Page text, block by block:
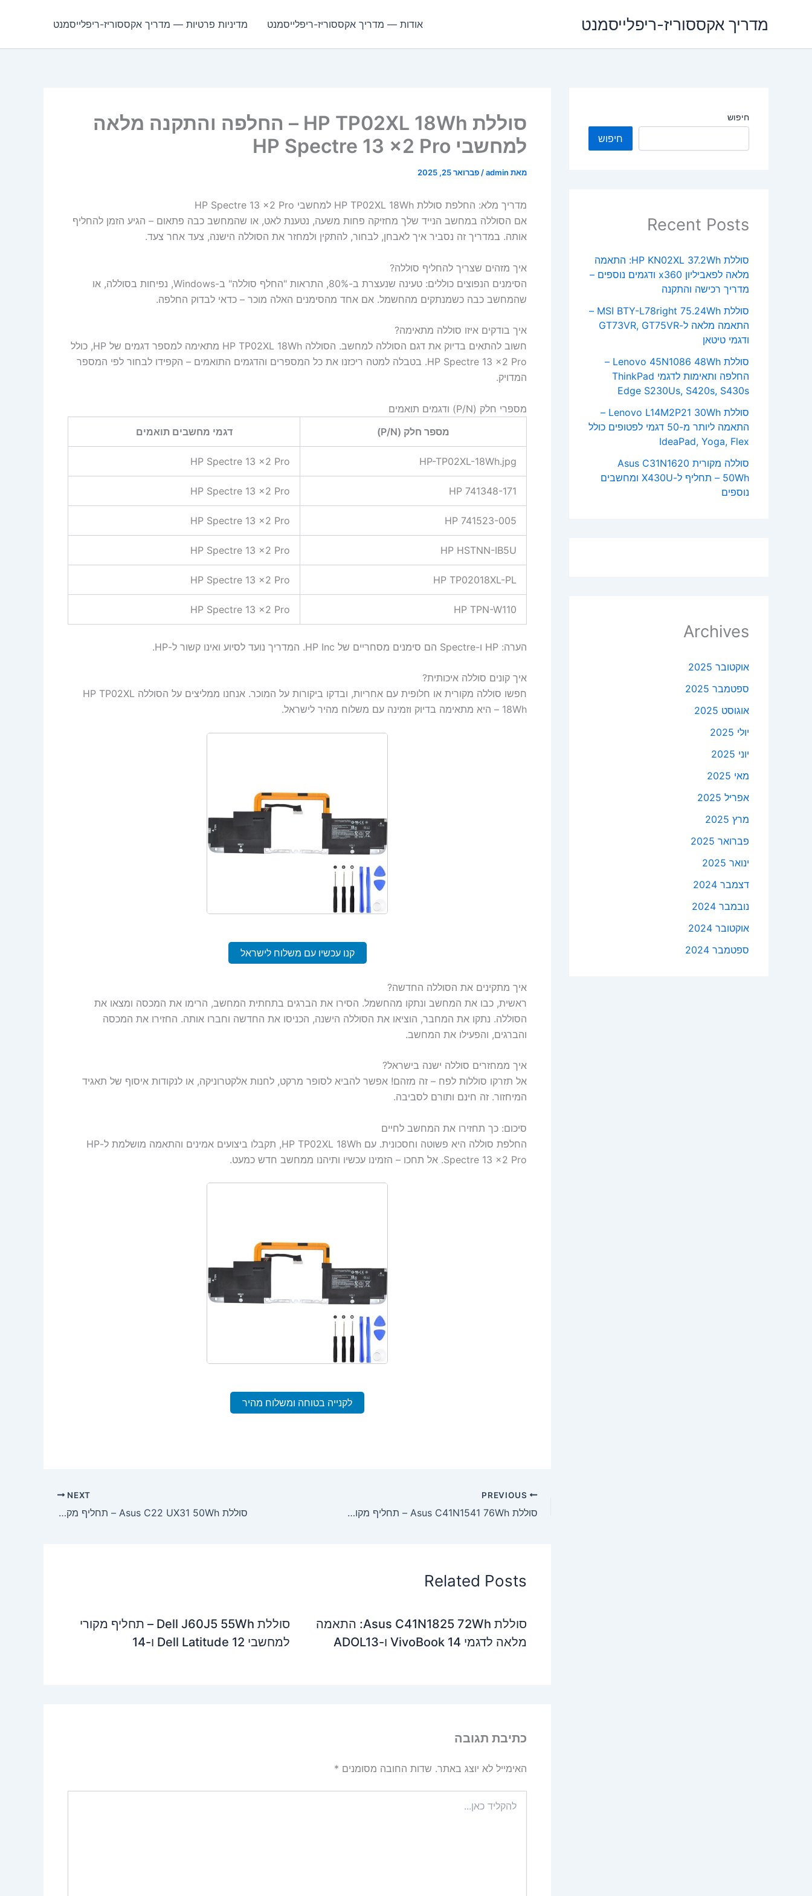
מדריך אקססוריז-ריפלייסמנט אודות — מדריך אקססוריז-ריפלייסמנט מדיניות פרטיות — מדריך אקססוריז-ריפלייסמנט
חיפוש
חיפוש
Recent Posts
סוללת HP KN02XL 37.2Wh: התאמה
מלאה לפאביליון x360 ודגמים נוספים –
מדריך רכישה והתקנה
סוללת MSI BTY-L78right 75.24Wh –
התאמה מלאה ל-GT73VR, GT75VR
ודגמי טיטאן
סוללת Lenovo 45N1086 48Wh –
החלפה ותאימות לדגמי ThinkPad
Edge S230Us, S420s, S430s
סוללת Lenovo L14M2P21 30Wh –
התאמה ליותר מ-50 דגמי לפטופים כולל
IdeaPad, Yoga, Flex
סוללה מקורית Asus C31N1620
50Wh – תחליף ל-X430U ומחשבים
נוספים
Archives
אוקטובר 2025
ספטמבר 2025
אוגוסט 2025
יולי 2025
יוני 2025
מאי 2025
אפריל 2025
מרץ 2025
פברואר 2025
ינואר 2025
דצמבר 2024
נובמבר 2024
אוקטובר 2024
ספטמבר 2024
סוללת HP TP02XL 18Wh – החלפה והתקנה מלאה
למחשבי HP Spectre 13 x2 Pro
מאת admin
/ פברואר 25, 2025
מדריך מלא: החלפת סוללת HP TP02XL 18Wh למחשבי HP Spectre 13 x2 Pro
אם הסוללה במחשב הנייד שלך מחזיקה פחות משעה, נטענת לאט, או שהמחשב כבה פתאום – הגיע הזמן להחליף
אותה. במדריך זה נסביר איך לאבחן, לבחור, להתקין ולמחזר את הסוללה הישנה, צעד אחר צעד.
איך מזהים שצריך להחליף סוללה?
הסימנים הנפוצים כוללים: טעינה שנעצרת ב-80%, התראות "החלף סוללה" ב-Windows, נפיחות בסוללה, או
שהמחשב כבה כשמנתקים מהחשמל. אם אחד מהסימנים האלה מוכר – כדאי לבדוק החלפה.
איך בודקים איזו סוללה מתאימה?
חשוב להתאים בדיוק את דגם הסוללה למחשב. הסוללה HP TP02XL 18Wh מתאימה למספר דגמים של HP, כולל
HP Spectre 13 x2 Pro. בטבלה למטה ריכזנו את כל המספרים והדגמים התואמים – הקפידו לבחור לפי המספר
המדויק.
מספרי חלק (P/N) ודגמים תואמים
מספר חלק (P/N)
דגמי מחשבים תואמים
HP-TP02XL-18Wh.jpg
HP Spectre 13 x2 Pro
HP 741348-171
HP Spectre 13 x2 Pro
HP 741523-005
HP Spectre 13 x2 Pro
HP HSTNN-IB5U
HP Spectre 13 x2 Pro
HP TP02018XL-PL
HP Spectre 13 x2 Pro
HP TPN-W110
HP Spectre 13 x2 Pro
הערה: HP ו-Spectre הם סימנים מסחריים של HP Inc. המדריך נועד לסיוע ואינו קשור ל-HP.
איך קונים סוללה איכותית?
חפשו סוללה מקורית או חלופית עם אחריות, ובדקו ביקורות על המוכר. אנחנו ממליצים על הסוללה HP TP02XL
18Wh – היא מתאימה בדיוק וזמינה עם משלוח מהיר לישראל.
קנו עכשיו עם משלוח לישראל
איך מתקינים את הסוללה החדשה?
ראשית, כבו את המחשב ונתקו מהחשמל. הסירו את הברגים בתחתית המחשב, הרימו את המכסה ומצאו את
הסוללה. נתקו את המחבר, הוציאו את הסוללה הישנה, הכניסו את החדשה וחברו אותה. החזירו את המכסה
והברגים, והפעילו את המחשב.
איך ממחזרים סוללה ישנה בישראל?
אל תזרקו סוללות לפח – זה מזהם! אפשר להביא לסופר מרקט, לחנות אלקטרוניקה, או לנקודות איסוף של תאגיד
המיחזור. זה חינם ותורם לסביבה.
סיכום: כך תחזירו את המחשב לחיים
החלפת סוללה היא פשוטה וחסכונית. עם HP TP02XL 18Wh, תקבלו ביצועים אמינים והתאמה מושלמת ל-HP
Spectre 13 x2 Pro. אל תחכו – הזמינו עכשיו ותיהנו ממחשב חדש כמעט.
לקנייה בטוחה ומשלוח מהיר
סוללת Asus C41N1541 76Wh – תחליף מקורי למחשבי ROG Strix ו-GL702
NEXT
סוללת Asus C22 UX31 50Wh – תחליף מקורי למחשבי ZenBook UX31
Related Posts
סוללת Asus C41N1825 72Wh: התאמה
מלאה לדגמי VivoBook 14 ו-ADOL13
סוללת Dell J60J5 55Wh – תחליף מקורי
למחשבי Dell Latitude 12 ו-14
כתיבת תגובה
האימייל לא יוצג באתר. שדות החובה מסומנים *
כאן...